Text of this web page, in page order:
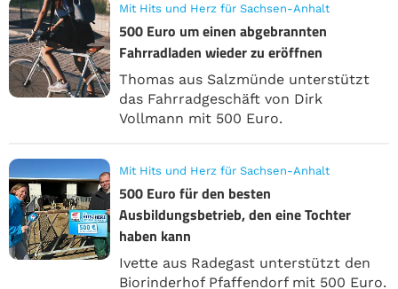
Mit Hits und Herz für Sachsen-Anhalt
500 Euro um einen abgebrannten
Fahrradladen wieder zu eröffnen
Thomas aus Salzmünde unterstützt
das Fahrradgeschäft von Dirk
Vollmann mit 500 Euro.
Mit Hits und Herz für Sachsen-Anhalt
500 Euro für den besten
Ausbildungsbetrieb, den eine Tochter
haben kann
Ivette aus Radegast unterstützt den
Biorinderhof Pfaffendorf mit 500 Euro.